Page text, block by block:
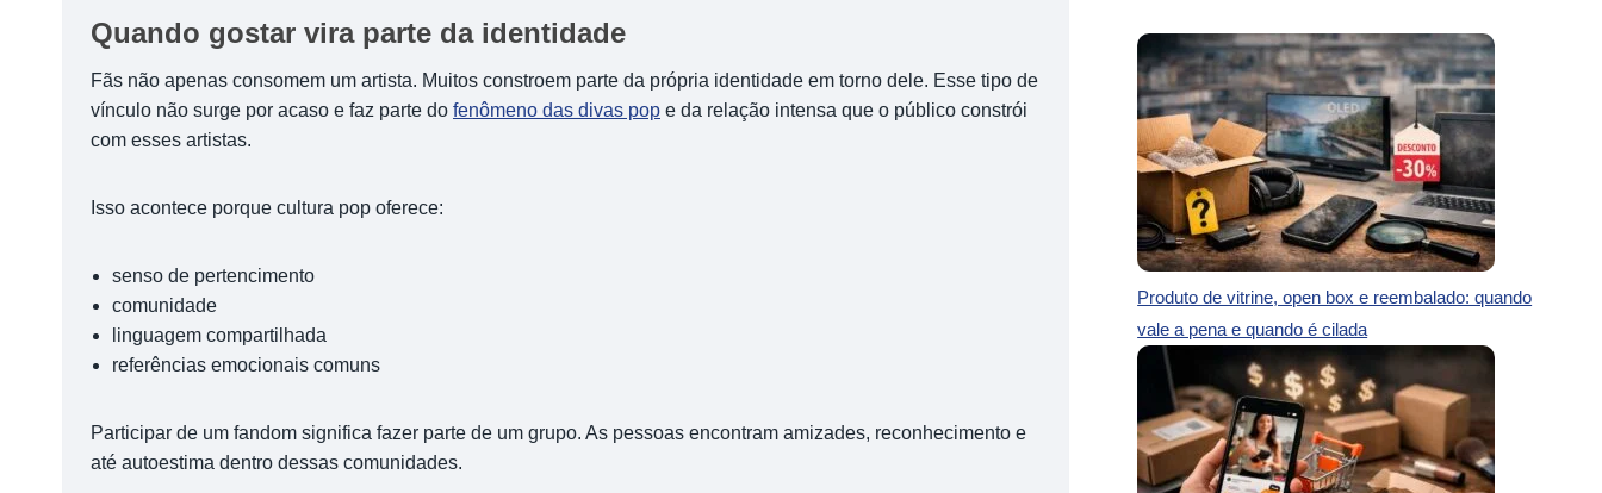
Quando gostar vira parte da identidade
Fãs não apenas consomem um artista. Muitos constroem parte da própria identidade em torno dele. Esse tipo de
vínculo não surge por acaso e faz parte do fenômeno das divas pop e da relação intensa que o público constrói
com esses artistas.
Isso acontece porque cultura pop oferece:
senso de pertencimento
comunidade
linguagem compartilhada
referências emocionais comuns
Participar de um fandom significa fazer parte de um grupo. As pessoas encontram amizades, reconhecimento e
até autoestima dentro dessas comunidades.
Produto de vitrine, open box e reembalado: quando
vale a pena e quando é cilada